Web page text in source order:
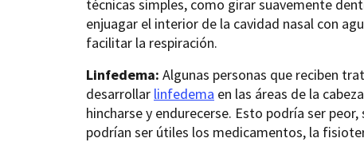
técnicas simples, como girar suavemente
enjuagar el interior de la cavidad nasal con
facilitar la respiración.
Linfedema: Algunas personas que reciben
desarrollar linfedema en las áreas de la
hincharse y endurecerse. Esto podría ser
podrían ser útiles los medicamentos, la